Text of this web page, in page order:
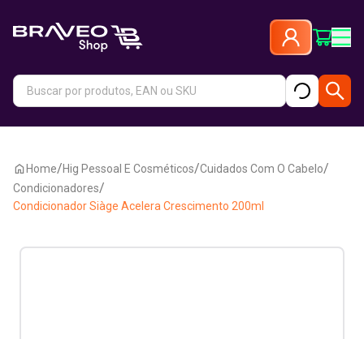
Home/Hig Pessoal E Cosméticos/Cuidados Com O Cabelo/
Condicionadores/
Condicionador Siàge Acelera Crescimento 200ml